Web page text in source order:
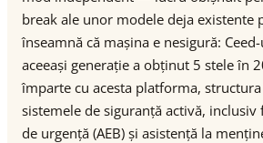
break ale unor modele deja existente
înseamnă că mașina e nesigură:
aceeași generație a obținut 5 stele în
împarte cu acesta platforma,
sistemele de siguranță activă,
de urgență (AEB) și asistență la